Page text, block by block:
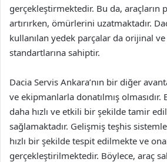
gerçekleştirmektedir. Bu da, araçların
artırırken, ömürlerini uzatmaktadır.
kullanılan yedek parçalar da orijinal
standartlarına sahiptir.
Dacia Servis Ankara’nın bir diğer
ve ekipmanlarla donatılmış
daha hızlı ve etkili bir şekilde tamir
sağlamaktadır. Gelişmiş teşhis
hızlı bir şekilde tespit edilmekte ve
gerçekleştirilmektedir. Böylece, araç